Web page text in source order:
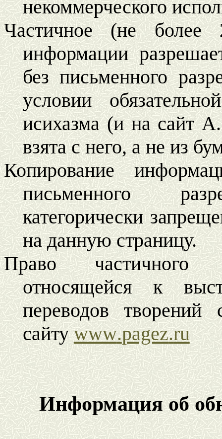
некоммерческого
Частичное (не более
информации
без письменного
условии
исихазма (и на сайт А.
взята с него, а не из
Копирование
письменного
категорически
на данную страницу.
Право частичного
относящейся к
переводов творений
сайтуwww.pagez.ru
Информация об